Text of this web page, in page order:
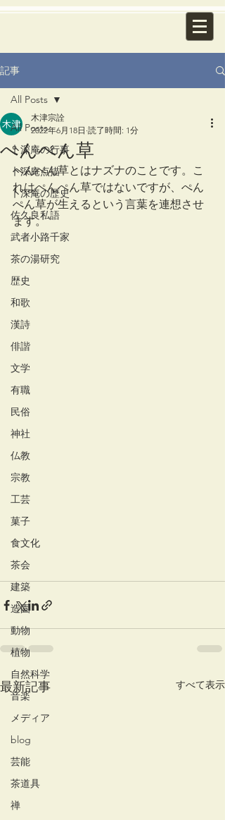
記事
All Posts
卜深庵の行事
卜深庵点描
卜深庵の歴史
佐久良私語
武者小路千家
茶の湯研究
歴史
和歌
漢詩
俳諧
文学
有職
民俗
神社
仏教
宗教
工芸
菓子
食文化
茶会
建築
造園
動物
植物
自然科学
音楽
メディア
blog
芸能
茶道具
禅
All Posts
ぺんぺん草
木津宗詮
2022年6月18日 読了時間: 1分
ぺんぺん草とはナズナのことです。こ
れはぺんぺん草ではないですが、ぺん
ぺん草が生えるという言葉を連想させ
ます。
最新記事 すべて表示